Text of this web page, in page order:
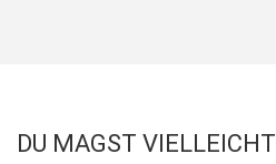
DU MAGST VIELLEICHT